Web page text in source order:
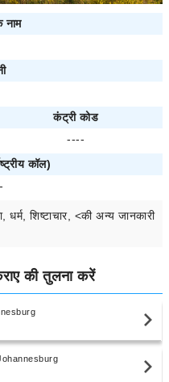
नाम
कंट्री कोड
----
कॉल)
शिष्टाचार, <की अन्य जानकारी
की तुलना करें